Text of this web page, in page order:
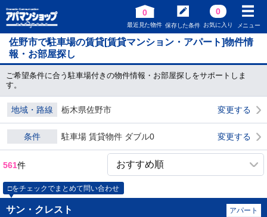
0
最近見た物件 保存した条件
0
お気に入り メニュー
佐野市で駐車場の賃貸[賃貸マンション・アパート]物件情
報・お部屋探し
ご希望条件に合う駐車場付きの物件情報・お部屋探しをサポートしま
す。
地域・路線 栃木県佐野市 変更する
条件 駐車場 賃貸物件 ダブル0 変更する
561件
□をチェックでまとめて問い合わせ
サン・クレスト アパート